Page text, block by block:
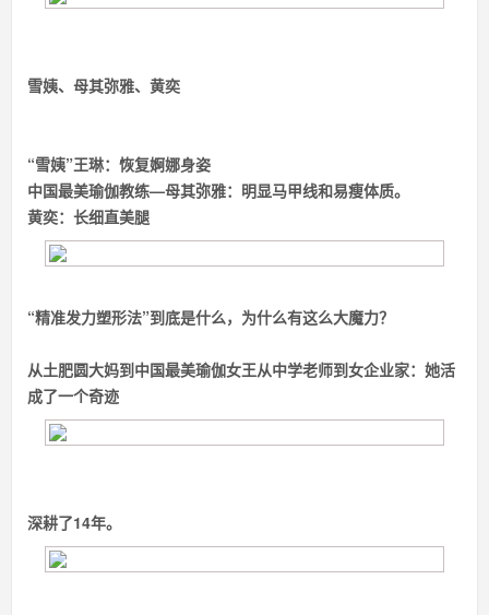
雪姨、母其弥雅、黄奕
“雪姨”王琳： 恢复婀娜身姿
中国最美瑜伽教练—母其弥雅： 明显马甲线和易瘦体质。
黄奕： 长细直美腿
“精准发力塑形法”到底是什么，为什么有这么大魔力？
从土肥圆大妈到中国最美瑜伽女王从中学老师到女企业家： 她活
成了一个奇迹
深耕了14年。